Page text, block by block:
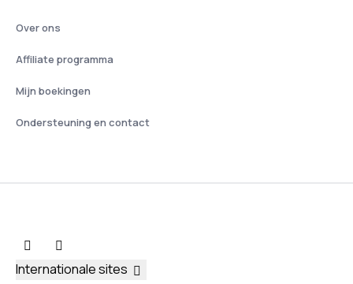
Over ons
Affiliate programma
Mijn boekingen
Ondersteuning en contact
Internationale sites